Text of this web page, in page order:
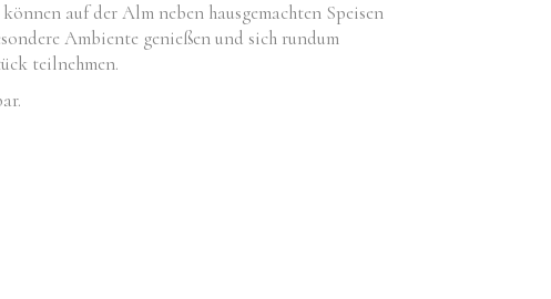
auf der Alm neben hausgemachten Speisen
Ambiente genießen und sich rundum
teilnehmen.